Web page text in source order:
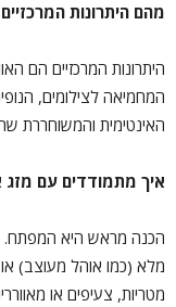
מהם היתרונות
היתרונות המרכזיים הם
המחמיאה לצילומים,
האינטימית והמשוחררת
איך מתמודדים עם מזג
הכנה מראש היא המפתח. יש
מלא (כמו אוהל מעוצב) או
מטריות, צעיפים או